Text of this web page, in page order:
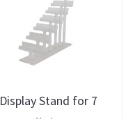
Display Stand for 7